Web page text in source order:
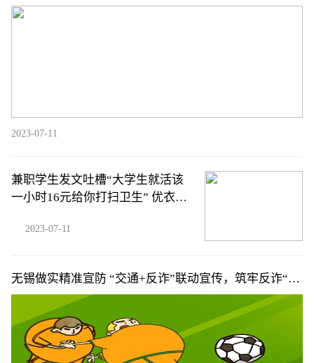
生产线建设
2023-07-11
兼职学生发文吐槽“大学生就活该
一小时16元给你打扫卫生” 优衣库
2023-07-11
无锡做实精准宣防 “交通+反诈”联动宣传，筑牢反诈“心
盾”防线